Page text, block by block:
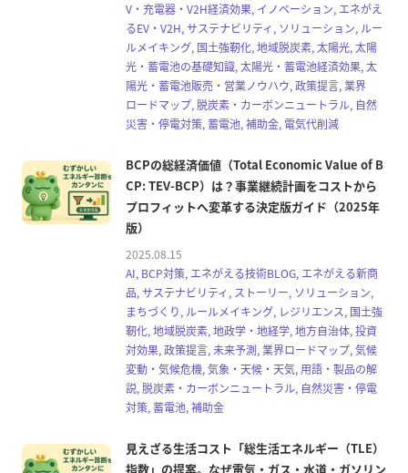
V・充電器・V2H経済効果, イノベーション, エネがえ
るEV・V2H, サステナビリティ, ソリューション, ルー
ルメイキング, 国土強靭化, 地域脱炭素, 太陽光, 太陽
光・蓄電池の基礎知識, 太陽光・蓄電池経済効果, 太
陽光・蓄電池販売・営業ノウハウ, 政策提言, 業界
ロードマップ, 脱炭素・カーボンニュートラル, 自然
災害・停電対策, 蓄電池, 補助金, 電気代削減
BCPの総経済価値（Total Economic Value of B
CP: TEV-BCP）は？事業継続計画をコストから
プロフィットへ変革する決定版ガイド（2025年
版）
2025.08.15
AI, BCP対策, エネがえる技術BLOG, エネがえる新商
品, サステナビリティ, ストーリー, ソリューション,
まちづくり, ルールメイキング, レジリエンス, 国土強
靭化, 地域脱炭素, 地政学・地経学, 地方自治体, 投資
対効果, 政策提言, 未来予測, 業界ロードマップ, 気候
変動・気候危機, 気象・天候・天気, 用語・製品の解
説, 脱炭素・カーボンニュートラル, 自然災害・停電
対策, 蓄電池, 補助金
見えざる生活コスト「総生活エネルギー（TLE）
指数」の提案。なぜ電気・ガス・水道・ガソリン